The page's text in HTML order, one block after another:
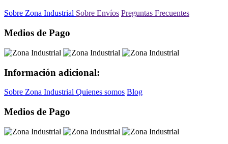
Sobre Zona Industrial Sobre Envíos Preguntas Frecuentes
Medios de Pago
Información adicional:
Sobre Zona Industrial Quienes somos Blog
Medios de Pago